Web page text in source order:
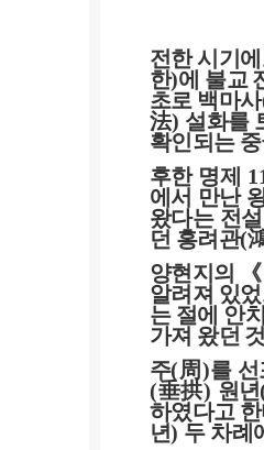
전한 시기
한)에 불교
초로 백마사
法) 설화를
확인되는
후한 명제
에서 만난
왔다는 전
던 홍려관(
양현지의
《
알려져 있
는 절에 안
가져 왔던
주(周)를
(垂拱) 원년
하였다고
년) 두 차례